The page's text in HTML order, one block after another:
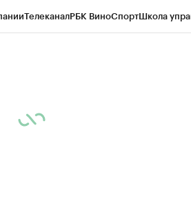
ТелеканалРБК ВиноСпортШкола